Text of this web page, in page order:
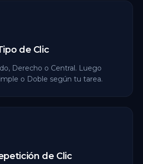
de Clic
Derecho o Central. Luego
o Doble según tu tarea.
de Clic